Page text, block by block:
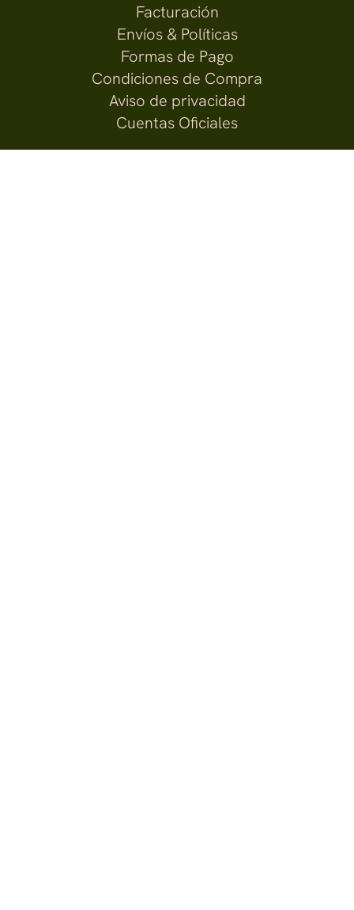
Facturación
Envíos & Políticas
Formas de Pago
Condiciones de Compra
Aviso de privacidad
Cuentas Oficiales